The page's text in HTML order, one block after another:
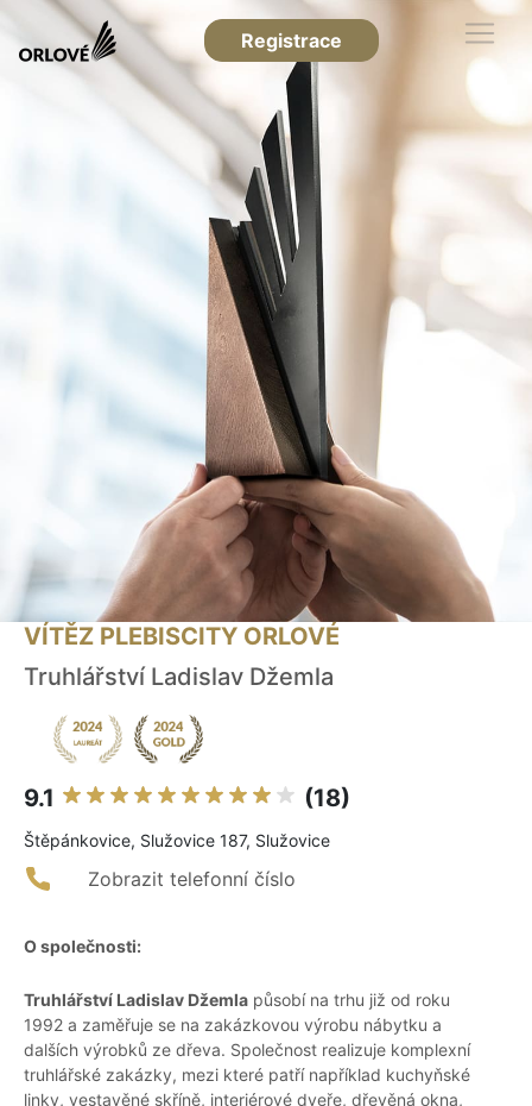
Registrace
VÍTĚZ PLEBISCITY ORLOVÉ
Truhlářství Ladislav Džemla
9.1 (18)
Štěpánkovice, Služovice 187, Služovice
Zobrazit telefonní číslo
O společnosti:
Truhlářství Ladislav Džemla působí na trhu již od roku
1992 a zaměřuje se na zakázkovou výrobu nábytku a
dalších výrobků ze dřeva. Společnost realizuje komplexní
truhlářské zakázky, mezi které patří například kuchyňské
linky, vestavěné skříně, interiérové dveře, dřevěná okna,